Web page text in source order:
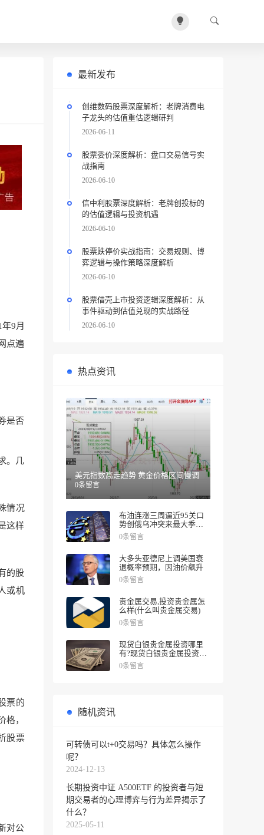
9月
点遍
是否
。几
情况
这样
的股
或机
票的
格，
股票
对公
最新发布
创维数码股票深度解析：老牌消费电
子龙头的估值重估逻辑研判
2026-06-11
股票委价深度解析：盘口交易信号实
战指南
2026-06-10
信中利股票深度解析：老牌创投标的
的估值逻辑与投资机遇
2026-06-10
股票跌停价实战指南：交易规则、博
弈逻辑与操作策略深度解析
2026-06-10
股票借壳上市投资逻辑深度解析：从
事件驱动到估值兑现的实战路径
2026-06-10
热点资讯
美元指数高走趋势 黄金价格区间慢调
0条留言
布油连涨三周逼近95关口
势创俄乌冲突来最大季度
涨幅
0条留言
大多头亚德尼上调美国衰
退概率预期，因油价飙升
0条留言
贵金属交易,投资贵金属怎
么样(什么叫贵金属交易)
0条留言
现货白银贵金属投资哪里
有?现货白银贵金属投资被
诱导投资亏损
0条留言
随机资讯
可转债可以t+0交易吗？具体怎么操作
呢？
2024-12-13
长期投资中证 A500ETF 的投资者与短
期交易者的心理博弈与行为差异揭示了
什么？
2025-05-11